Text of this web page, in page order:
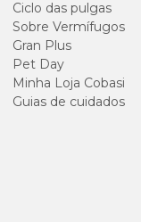
1.300mg/kg
30g/kg
Ciclo das pulgas
Sobre Vermífugos
Gran Plus
Pet Day
Minha Loja Cobasi
Guias de cuidados